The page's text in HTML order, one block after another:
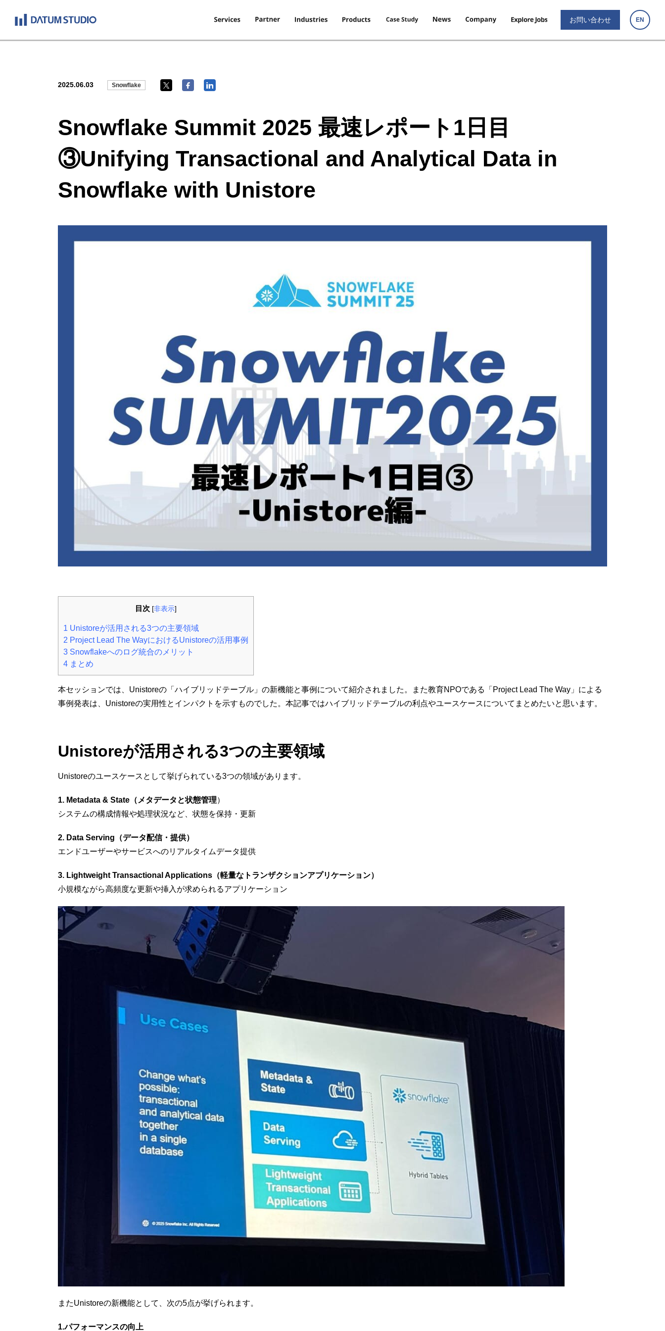
お問い合わせ EN
2025.06.03 Snowflake
Snowflake Summit 2025 最速レポート1日目
③Unifying Transactional and Analytical Data in
Snowflake with Unistore
目次 [非表示]
1 Unistoreが活用される3つの主要領域
2 Project Lead The WayにおけるUnistoreの活用事例
3 Snowflakeへのログ統合のメリット
4 まとめ
本セッションでは、Unistoreの「ハイブリッドテーブル」の新機能と事例について紹介されました。また教育NPOである「Project Lead The Way」による
事例発表は、Unistoreの実用性とインパクトを示すものでした。本記事ではハイブリッドテーブルの利点やユースケースについてまとめたいと思います。
Unistoreが活用される3つの主要領域
Unistoreのユースケースとして挙げられている3つの領域があります。
1. Metadata & State（メタデータと状態管理）
システムの構成情報や処理状況など、状態を保持・更新
2. Data Serving（データ配信・提供）
エンドユーザーやサービスへのリアルタイムデータ提供
3. Lightweight Transactional Applications（軽量なトランザクションアプリケーション）
小規模ながら高頻度な更新や挿入が求められるアプリケーション
またUnistoreの新機能として、次の5点が挙げられます。
1.パフォーマンスの向上